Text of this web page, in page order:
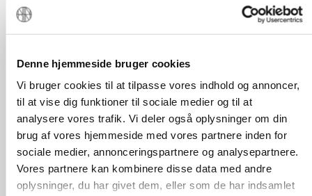
Denne hjemmeside bruger cookies
Vi bruger cookies til at tilpasse vores indhold og annoncer,
til at vise dig funktioner til sociale medier og til at
analysere vores trafik. Vi deler også oplysninger om din
brug af vores hjemmeside med vores partnere inden for
sociale medier, annonceringspartnere og analysepartnere.
Vores partnere kan kombinere disse data med andre
oplysninger, du har givet dem, eller som de har indsamlet
BØRSTET
GULDKANT